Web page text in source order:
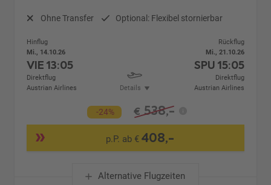
Ohne Transfer Optional: Flexibel stornierbar
Hinflug
Mi., 14.10.26
VIE13:05
Direktflug
Austrian Airlines
Details
Rückflug
Mi., 21.10.26
SPU 15:05
Direktflug
Austrian Airlines
-24% € 538,-
p.P. ab € 408,-
Alternative Flugzeiten